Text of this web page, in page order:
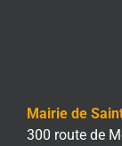
Mairie de
300 route de